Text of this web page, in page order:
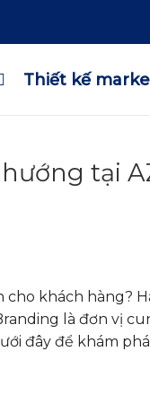
Thiết kế
tại
khách hàng?
là đơn vị
đây để khám